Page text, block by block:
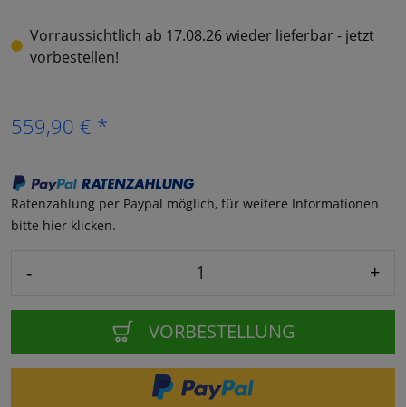
Vorraussichtlich ab 17.08.26 wieder lieferbar - jetzt
vorbestellen!
559,90 € *
Ratenzahlung per Paypal möglich, für weitere Informationen
bitte hier klicken.
- +
VORBESTELLUNG